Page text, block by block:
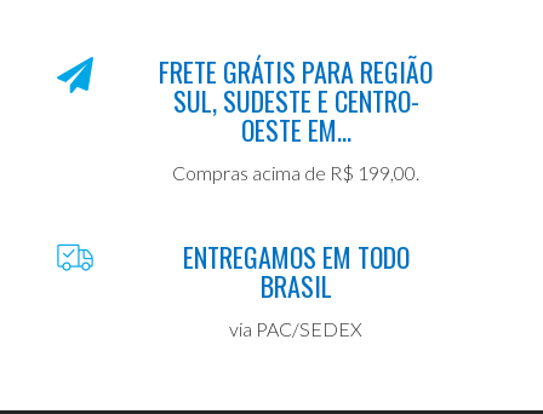
FRETE GRÁTIS PARA REGIÃO
SUL, SUDESTE E CENTRO-
OESTE EM...
Compras acima de R$ 199,00.
ENTREGAMOS EM TODO
BRASIL
via PAC/SEDEX